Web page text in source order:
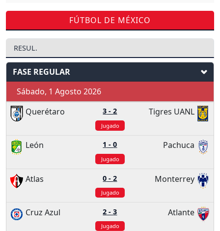
FÚTBOL DE MÉXICO
RESUL.
FASE REGULAR
Sábado, 1 Agosto 2026
Querétaro
3 -2 Tigres UANL
Jugado
León 1 -0 Pachuca
Jugado
Atlas 0 -2 Monterrey
Jugado
Cruz Azul 2 -3 Atlante
Jugado